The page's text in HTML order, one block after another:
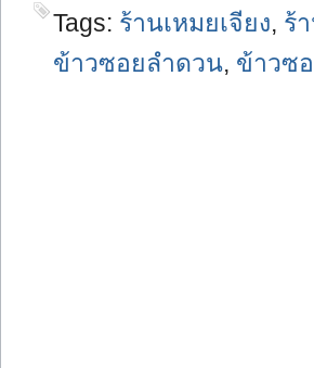
Tags: ร้านเหมยเจียง, ร้
ข้าวซอยลำดวน, ข้าวซ